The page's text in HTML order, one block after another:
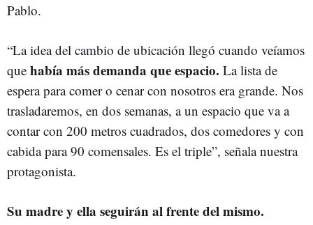
Pablo.
“La idea del cambio de ubicación llegó cuando veíamos
que había más demanda que espacio. La lista de
espera para comer o cenar con nosotros era grande. Nos
trasladaremos, en dos semanas, a un espacio que va a
contar con 200 metros cuadrados, dos comedores y con
cabida para 90 comensales. Es el triple”, señala nuestra
protagonista.
Su madre y ella seguirán al frente del mismo.